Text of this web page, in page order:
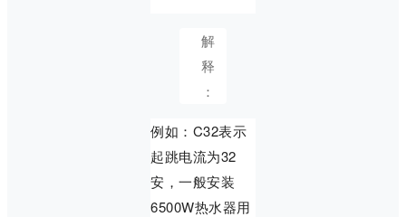
解
释
：
例如：C32表示
起跳电流为32
安，一般安装
6500W热水器用